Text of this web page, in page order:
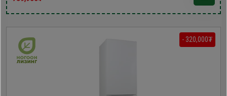
- 320,000₮